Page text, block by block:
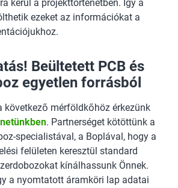
kerül a projekttörténetben. Így a
ezeket az információkat a
Beültetett PCB és
egyetlen forrásból
következő mérföldkőhöz érkezünk
. Partnerséget kötöttünk a
specialistával, a Boplával, hogy a
felületen keresztül standard
kínálhassunk Önnek.
a nyomtatott áramköri lap adatai